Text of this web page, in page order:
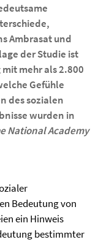
Ambrasat und
der Studie ist
mehr als 2.800
Gefühle
des sozialen
wurden in
National Academy
Bedeutung von
ein Hinweis
bestimmter